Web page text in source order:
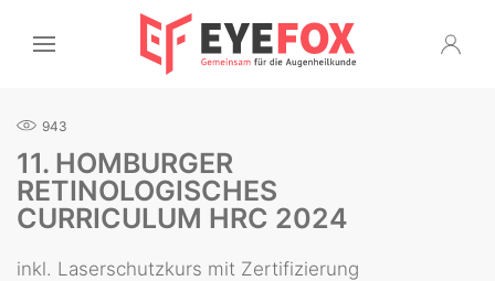
943
11. HOMBURGER
RETINOLOGISCHES
CURRICULUM HRC 2024
inkl. Laserschutzkurs mit Zertifizierung